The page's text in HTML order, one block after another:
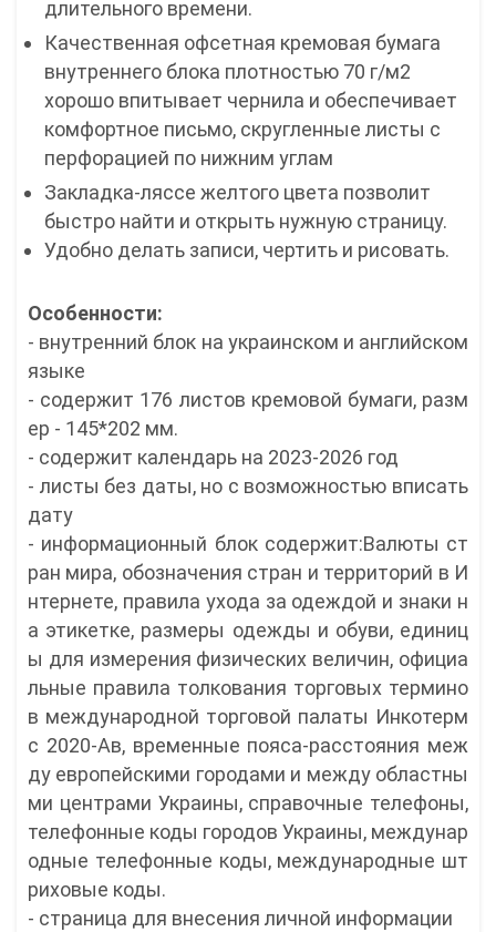
длительного времени.
Качественная офсетная кремовая бумага
внутреннего блока плотностью 70 г/м2
хорошо впитывает чернила и обеспечивает
комфортное письмо, скругленные листы с
перфорацией по нижним углам
Закладка-ляссе желтого цвета позволит
быстро найти и открыть нужную страницу.
Удобно делать записи, чертить и рисовать.
Особенности:
- внутренний блок на украинском и английском
языке
- содержит 176 листов кремовой бумаги, разм
ер - 145*202 мм.
- содержит календарь на 2023-2026 год
- листы без даты, но с возможностью вписать
дату
- информационный блок содержит:Валюты ст
ран мира, обозначения стран и территорий в И
нтернете, правила ухода за одеждой и знаки н
а этикетке, размеры одежды и обуви, единиц
ы для измерения физических величин, официа
льные правила толкования торговых термино
в международной торговой палаты Инкотерм
с 2020-Ав, временные пояса-расстояния меж
ду европейскими городами и между областны
ми центрами Украины, справочные телефоны,
телефонные коды городов Украины, междунар
одные телефонные коды, международные шт
риховые коды.
- страница для внесения личной информации